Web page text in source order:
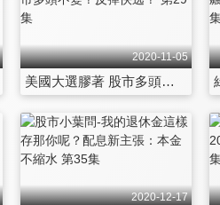
2020-11-05
美國大選膠著 股市多頭不變？反彈快逃？ 第29集
2020-12-17